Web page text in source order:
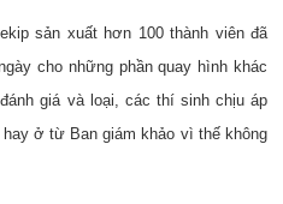
sản xuất hơn 100 thành viên đã
cho những phần quay hình khác
giá và loại, các thí sinh chịu áp
ở từ Ban giám khảo vì thế không